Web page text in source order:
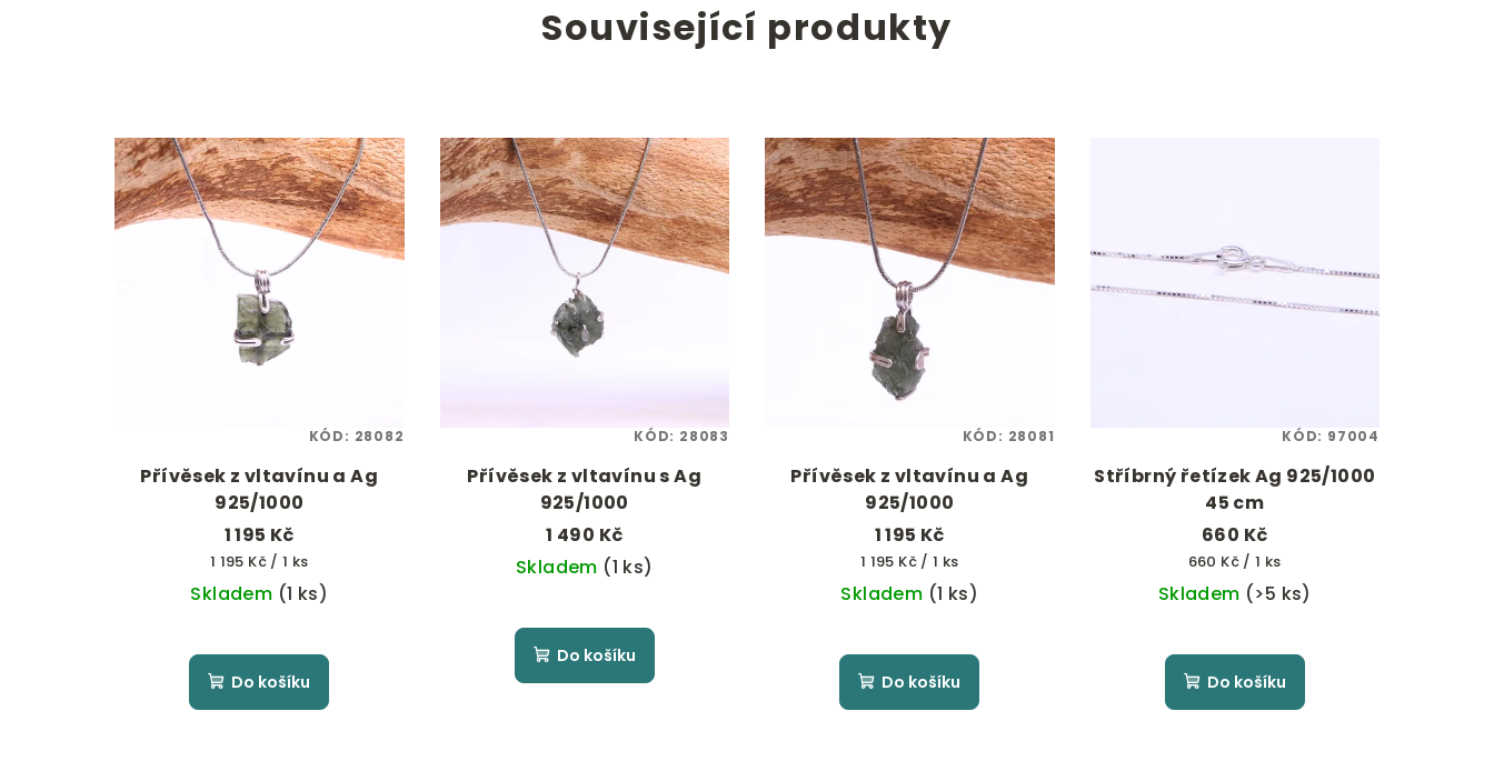
Související produkty
Přívěsek z vltavínu a Ag
925/1000
1 195 Kč
Měrná
cena:
1 195 Kč / 1 ks
Skladem (1 ks)
Do košíku
KÓD: 28082
Přívěsek z vltavínu s Ag
925/1000
1 490 Kč
Skladem (1 ks)
Do košíku
KÓD: 28083
Přívěsek z vltavínu a Ag
925/1000
1 195 Kč
Měrná
cena:
1 195 Kč / 1 ks
Skladem (1 ks)
Do košíku
KÓD: 28081
Stříbrný řetízek Ag 925/1000
45 cm
660 Kč
Měrná
cena:
660 Kč / 1 ks
Skladem (>5 ks)
Do košíku
KÓD: 97004